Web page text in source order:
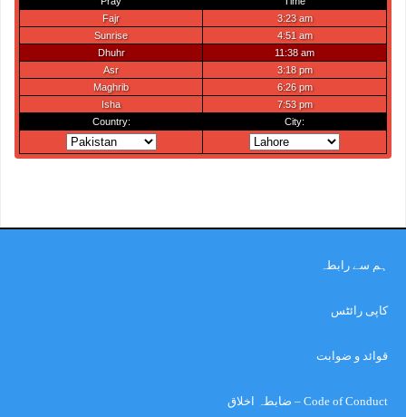
ہم سے رابطہ
کاپی رائٹس
قوائد و ضوابت
Code of Conduct – ضابطہ اخلاق